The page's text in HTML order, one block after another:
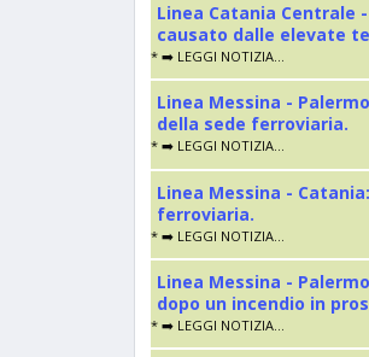
Linea Catania
causato dalle elevate
* ➡️ LEGGI NOTIZIA...
Linea Messina -
della sede ferroviaria.
* ➡️ LEGGI NOTIZIA...
Linea Messina -
ferroviaria.
* ➡️ LEGGI NOTIZIA...
Linea Messina -
dopo un incendio in
* ➡️ LEGGI NOTIZIA...